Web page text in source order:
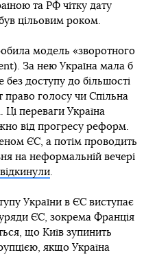
та РФ чітку дату
цільовим роком.
модель «зворотного
За нею Україна мала б
доступу до більшості
право голосу чи Спільна
Ці переваги Україна
від прогресу реформ.
ЄС, а потім проводить
на неформальній вечері
відкинули.
України в ЄС виступає
ЄС, зокрема Франція
що Київ зупинить
якщо Україна